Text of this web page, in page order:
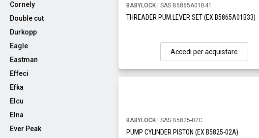
Cornely
Double cut
Durkopp
Eagle
Eastman
Effeci
Efka
Elcu
Elna
Ever Peak
BABYLOCK| SAS B5865A01B41
THREADER PUM.LEVER SET (EX B5865A01B33)
Accedi per acquistare
BABYLOCK| SAS B5825-02C
PUMP CYLINDER PISTON (EX B5825-02A)